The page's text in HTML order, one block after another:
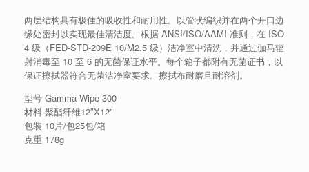
两层结构具有极佳的吸收性和耐用性。以管状编织并在两个开口边
缘处密封以实现最佳清洁度。根据 ANSI/ISO/AAMI 准则，在 ISO
4 级（FED-STD-209E 10/M2.5 级）洁净室中清洗，并通过伽马辐
射消毒至 10 至 6 的无菌保证水平。每个箱子都附有无菌证书，以
保证擦拭器符合无菌洁净室要求。擦拭布耐磨且耐溶剂。
型号 Gamma Wipe 300
材料 聚酯纤维12″X12”
包装 10片/包25包/箱
克重 178g